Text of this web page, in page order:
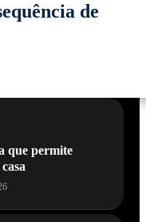
de
que permite